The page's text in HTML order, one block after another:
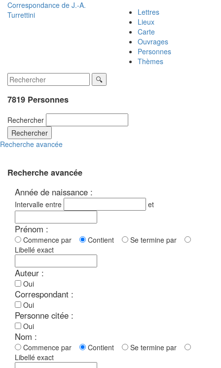
Correspondance de J.-A.
Turrettini
Lettres
Lieux
Carte
Ouvrages
Personnes
Thèmes
7819 Personnes
Rechercher
Rechercher
Recherche avancée
Recherche avancée
Année de naissance :
Intervalle entre et
Prénom :
Commence par Contient
Se termine par
Libellé exact
Auteur :
Oui
Correspondant :
Oui
Personne citée :
Oui
Nom :
Commence par Contient
Se termine par
Libellé exact